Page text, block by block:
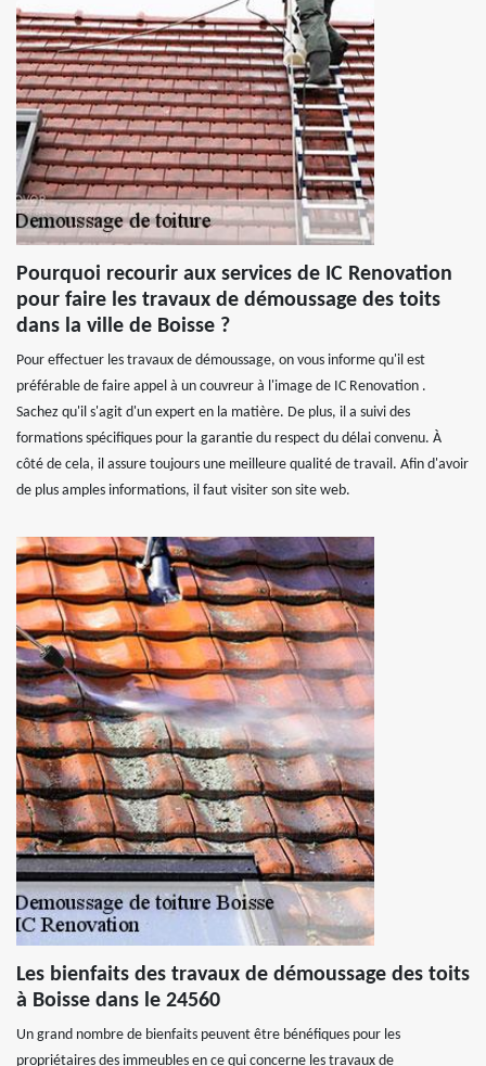
Pourquoi recourir aux services de IC Renovation
pour faire les travaux de démoussage des toits
dans la ville de Boisse ?
Pour effectuer les travaux de démoussage, on vous informe qu'il est
préférable de faire appel à un couvreur à l'image de IC Renovation .
Sachez qu'il s'agit d'un expert en la matière. De plus, il a suivi des
formations spécifiques pour la garantie du respect du délai convenu. À
côté de cela, il assure toujours une meilleure qualité de travail. Afin d'avoir
de plus amples informations, il faut visiter son site web.
Les bienfaits des travaux de démoussage des toits
à Boisse dans le 24560
Un grand nombre de bienfaits peuvent être bénéfiques pour les
propriétaires des immeubles en ce qui concerne les travaux de